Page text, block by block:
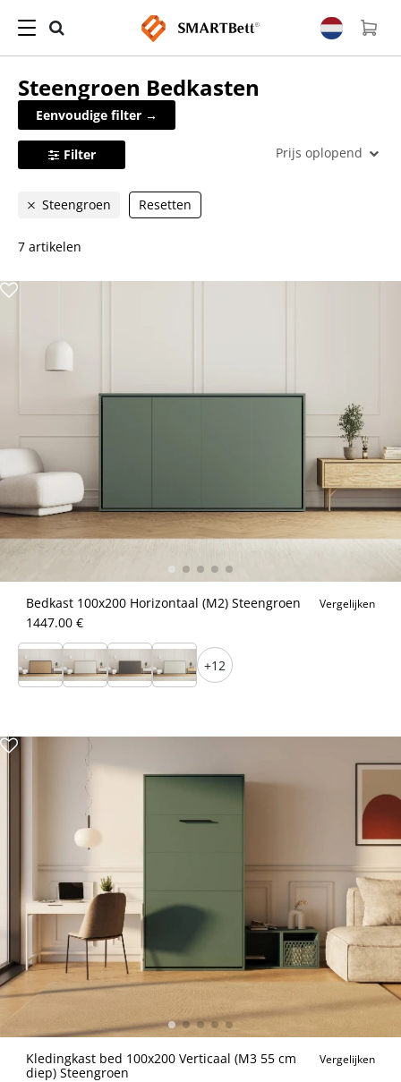
Steengroen Bedkasten
Eenvoudige filter →
Filter Prijs oplopend
Steengroen Resetten
7 artikelen
Bedkast 100x200 Horizontaal (M2) Steengroen Vergelijken
1447.00 €
+12
Kledingkast bed 100x200 Verticaal (M3 55 cm
diep) Steengroen
Vergelijken